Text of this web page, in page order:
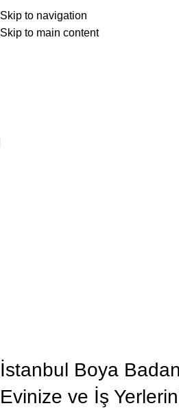
Skip to navigation
Skip to main content
İstanbul Boya
Evinize ve İş